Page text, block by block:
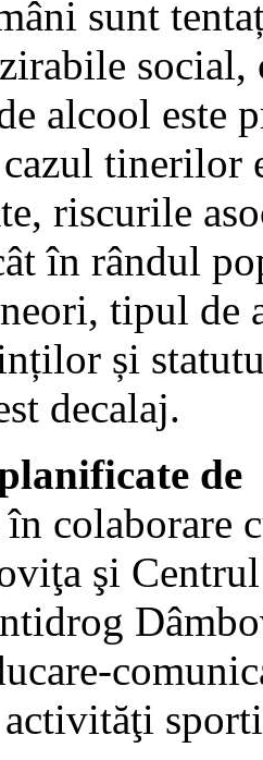
sunt
social,
alcool este
tinerilor
riscurile
în rândul
tipul de
și
decalaj.
de
în colaborare
şi